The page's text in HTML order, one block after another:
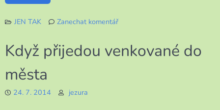
JEN TAK
Zanechat komentář
autorovi
Když přijedou venkované do
města
24. 7. 2014 jezura